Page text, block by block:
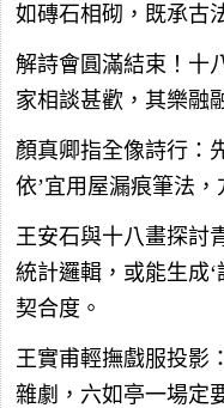
如磚石相砌，既承古
解詩會圓滿結束！十
家相談甚歡，其樂融
顏真卿指全像詩行：
依’宜用屋漏痕筆法，
王安石與十八畫探討
統計邏輯，或能生成
契合度。
王實甫輕撫戲服投影
雜劇，六如亭一場定